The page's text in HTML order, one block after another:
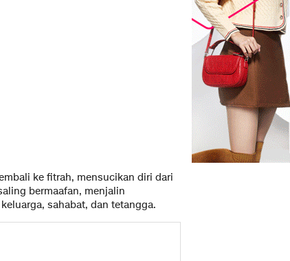
ke fitrah, mensucikan diri dari
bermaafan, menjalin
sahabat, dan tetangga.